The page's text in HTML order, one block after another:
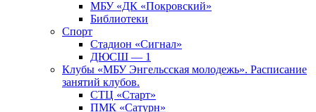
МБУ «ДК «Покровский»
Библиотеки
Спорт
Стадион «Сигнал»
ДЮСШ — 1
Клубы «МБУ Энгельсская молодежь». Расписание
занятий клубов.
СТЦ «Старт»
ПМК «Сатурн»